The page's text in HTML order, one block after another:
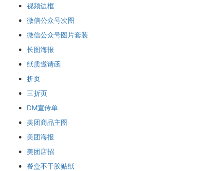
视频边框
微信公众号次图
微信公众号图片套装
长图海报
纸质邀请函
折页
三折页
DM宣传单
美团商品主图
美团海报
美团店招
餐盒不干胶贴纸